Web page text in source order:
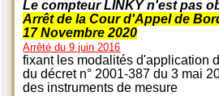
Le compteur LINKY n'est pas
Arrêt de la Cour d'Appel de
17 Novembre 2020
Arrêté du 9 juin 2016
fixant les modalités d'application
du décret n° 2001-387 du 3 mai
des instruments de mesure